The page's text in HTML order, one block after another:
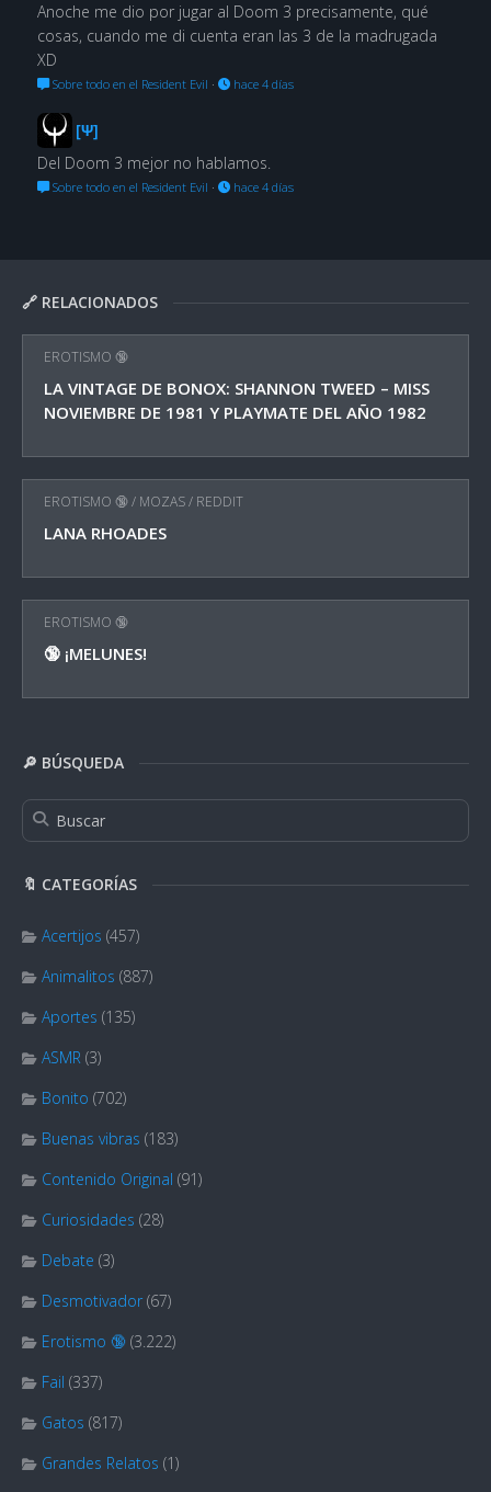
🔗 RELACIONADOS
EROTISMO 🔞
LA VINTAGE DE BONOX: SHANNON TWEED – MISS
NOVIEMBRE DE 1981 Y PLAYMATE DEL AÑO 1982
EROTISMO 🔞/ MOZAS/ REDDIT
LANA RHOADES
EROTISMO 🔞
🔞 ¡MELUNES!
🔎 BÚSQUEDA
🔖 CATEGORÍAS
Acertijos (457)
Animalitos (887)
Aportes (135)
ASMR (3)
Bonito (702)
Buenas vibras (183)
Contenido Original (91)
Curiosidades (28)
Debate (3)
Desmotivador (67)
Erotismo 🔞 (3.222)
Fail (337)
Gatos (817)
Grandes Relatos (1)
Anoche me dio por jugar al Doom 3 precisamente, qué
cosas, cuando me di cuenta eran las 3 de la madrugada
XD
Sobre todo en el Resident Evil · hace 4 días
[Ψ]
Del Doom 3 mejor no hablamos.
Sobre todo en el Resident Evil · hace 4 días